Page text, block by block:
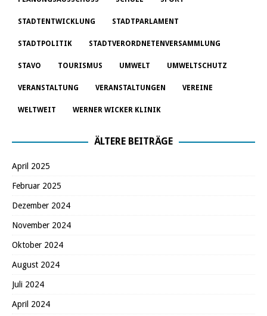
STADTENTWICKLUNG STADTPARLAMENT
STADTPOLITIK STADTVERORDNETENVERSAMMLUNG
STAVO TOURISMUS UMWELT UMWELTSCHUTZ
VERANSTALTUNG VERANSTALTUNGEN VEREINE
WELTWEIT WERNER WICKER KLINIK
ÄLTERE BEITRÄGE
April 2025
Februar 2025
Dezember 2024
November 2024
Oktober 2024
August 2024
Juli 2024
April 2024